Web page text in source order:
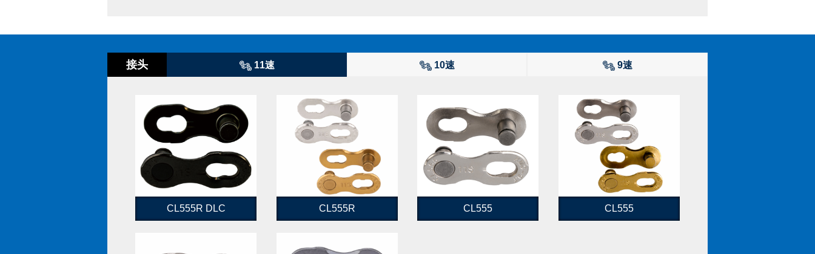
接头 11速 10速 9速
CL555R DLC CL555R CL555 CL555